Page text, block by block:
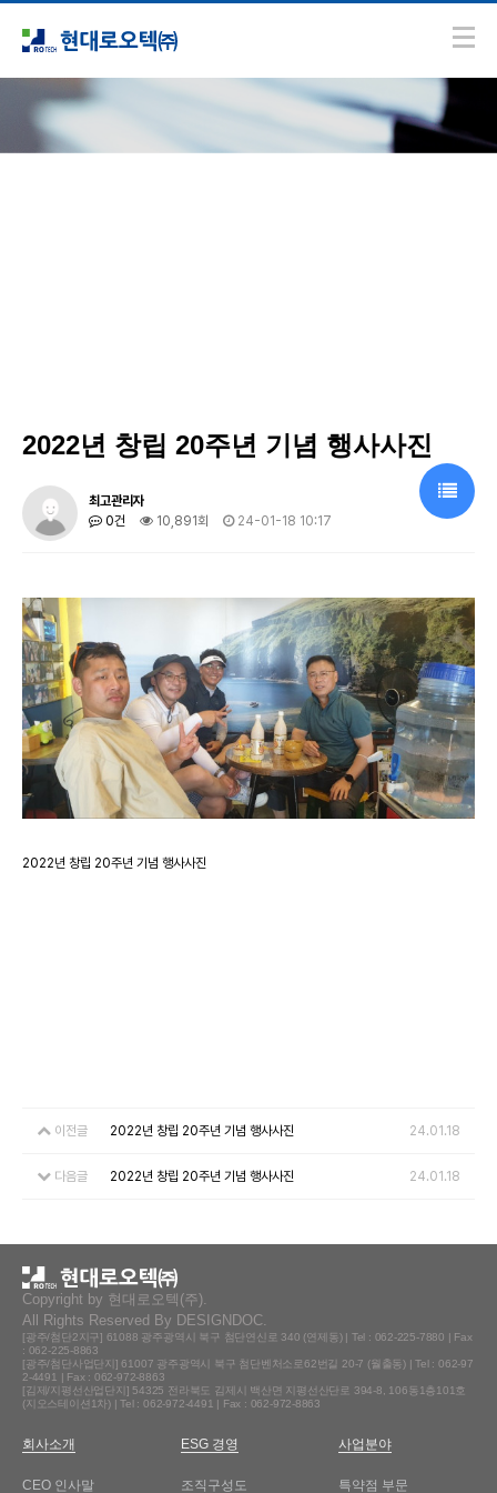
2022년 창립 20주년 기념 행사사진
최고관리자
0건
10,891회 24-01-18 10:17
2022년 창립 20주년 기념 행사사진
이전글 2022년 창립 20주년 기념 행사사진 24.01.18
다음글 2022년 창립 20주년 기념 행사사진 24.01.18
Copyright by 현대로오텍(주).
All Rights Reserved By DESIGNDOC.
[광주/첨단2지구] 61088 광주광역시 북구 첨단연신로 340 (연제동) | Tel : 062-225-7880 | Fax
: 062-225-8863
[광주/첨단사업단지] 61007 광주광역시 북구 첨단벤처소로62번길 20-7 (월출동) | Tel : 062-97
2-4491 | Fax : 062-972-8863
[김제/지평선산업단지] 54325 전라북도 김제시 백산면 지평선산단로 394-8, 106동1층101호
(지오스테이션1차) | Tel : 062-972-4491 | Fax : 062-972-8863
회사소개
CEO 인사말
ESG 경영
조직구성도
사업분야
특약점 부문